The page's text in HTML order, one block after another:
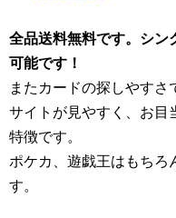
全品送料無料です。シン
可能です！
またカードの探しやすさ
サイトが見やすく、お目
特徴です。
ポケカ、遊戯王はもちろ
す。